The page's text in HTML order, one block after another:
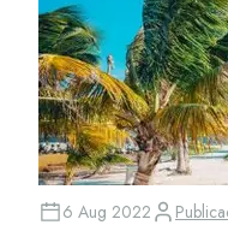
6 Aug 2022